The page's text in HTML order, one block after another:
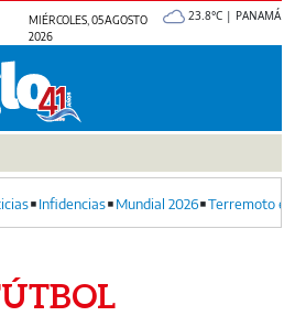
MIÉRCOLES, 05 AGOSTO
2026
23.8°C | PANAMÁ
Infidencias Mundial 2026 Terremoto